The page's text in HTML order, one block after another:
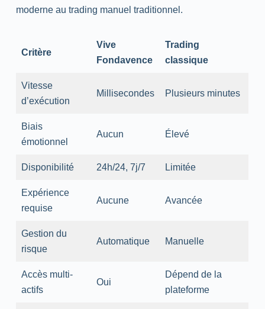
moderne au trading manuel traditionnel.
Critère
Vive
Fondavence
Trading
classique
Vitesse
d’exécution
Millisecondes Plusieurs minutes
Biais
émotionnel
Aucun Élevé
Disponibilité 24h/24, 7j/7 Limitée
Expérience
requise
Aucune Avancée
Gestion du
risque
Automatique Manuelle
Accès multi-
actifs
Oui
Dépend de la
plateforme